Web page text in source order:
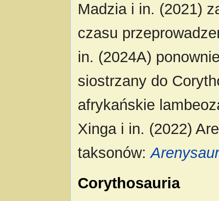
Madzia i in. (2021)
czasu
in. (2024A)
siostrzany do
afrykańskie
Xinga i in. (2022)
taksonów:
Corythosauria